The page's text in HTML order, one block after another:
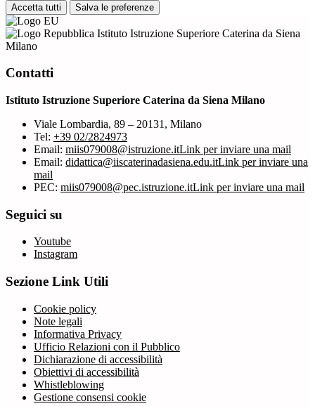
Accetta tutti Salva le preferenze
Istituto Istruzione Superiore Caterina da Siena
Milano
Contatti
Istituto Istruzione Superiore Caterina da Siena Milano
Viale Lombardia, 89 – 20131, Milano
Tel: +39 02/2824973
Email: miis079008@istruzione.itLink per inviare una mail
Email: didattica@iiscaterinadasiena.edu.itLink per inviare una
mail
PEC: miis079008@pec.istruzione.itLink per inviare una mail
Seguici su
Youtube
Instagram
Sezione Link Utili
Cookie policy
Note legali
Informativa Privacy
Ufficio Relazioni con il Pubblico
Dichiarazione di accessibilità
Obiettivi di accessibilità
Whistleblowing
Gestione consensi cookie